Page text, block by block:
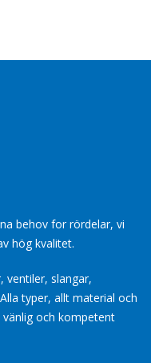
behov for rördelar, vi
hög kvalitet.
ventiler, slangar,
typer, allt material och
och kompetent